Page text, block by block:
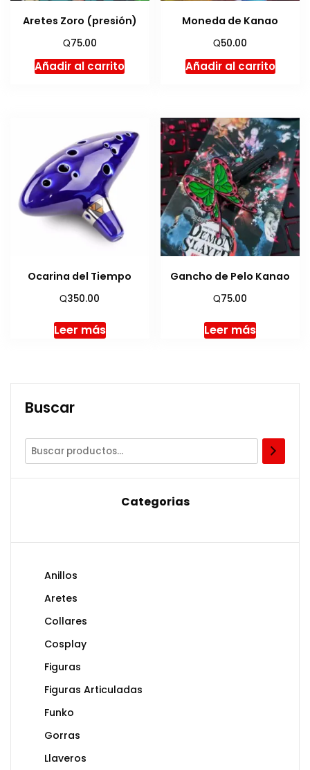
Aretes Zoro (presión)
Q75.00
Añadir al carrito
Moneda de Kanao
Q50.00
Añadir al carrito
Ocarina del Tiempo
Q350.00
Leer más
Gancho de Pelo Kanao
Q75.00
Leer más
Buscar
Categorias
Anillos
Aretes
Collares
Cosplay
Figuras
Figuras Articuladas
Funko
Gorras
Llaveros